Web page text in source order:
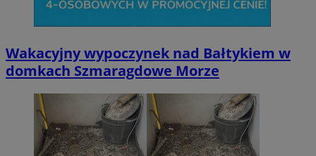
Wakacyjny wypoczynek nad Bałtykiem w
domkach Szmaragdowe Morze